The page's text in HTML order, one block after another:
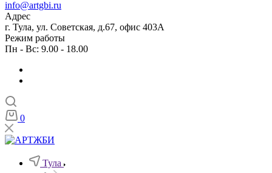
info@artgbi.ru
Адрес
г. Тула, ул. Советская, д.67, офис 403А
Режим работы
Пн - Вс: 9.00 - 18.00
0
Тула